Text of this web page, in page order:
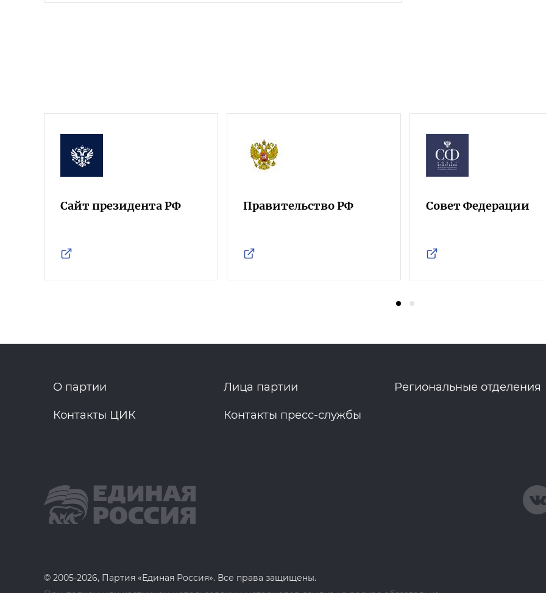
Сайт президента РФ Правительство РФ Совет Федерации
О партии Лица партии Региональные отделения
Контакты ЦИК Контакты пресс-службы
© 2005-2026, Партия «Единая Россия». Все права защищены.